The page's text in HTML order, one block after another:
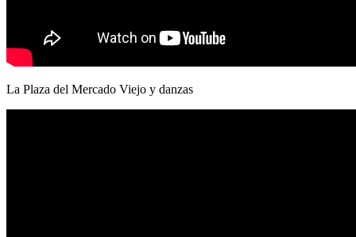
La Plaza del Mercado Viejo y danzas